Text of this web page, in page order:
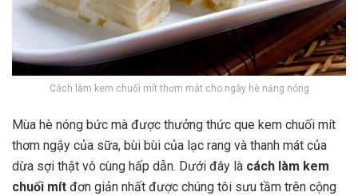
Cách làm kem chuối mít thơm mát cho ngày hè nắng nóng
Mùa hè nóng bức mà được thưởng thức que kem chuối mít
thơm ngậy của sữa, bùi bùi của lạc rang và thanh mát của
dừa sợi thật vô cùng hấp dẫn. Dưới đây là cách làm kem
chuối mít đơn giản nhất được chúng tôi sưu tầm trên cộng